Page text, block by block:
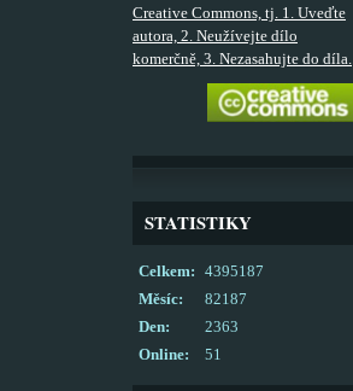
Creative Commons, tj. 1. Uveďte
autora, 2. Neužívejte dílo
komerčně, 3. Nezasahujte do díla.
STATISTIKY
Online: 51
Celkem:
4395187
Měsíc:
82187
Den:
2363